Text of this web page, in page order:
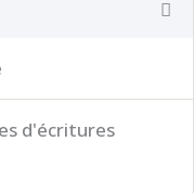
d'écritures